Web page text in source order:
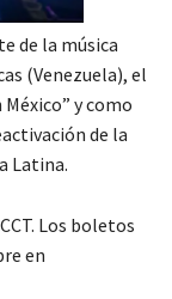
de la música
(Venezuela), el
y como
de la
Latina.
Los boletos
en